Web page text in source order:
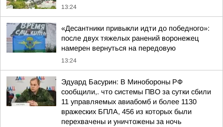
13:24
«Десантники привыкли идти до победного»:
после двух тяжелых ранений воронежец
намерен вернуться на передовую
13:24
Эдуард Басурин: В Минобороны РФ
сообщили,. что системы ПВО за сутки сбили
11 управляемых авиабомб и более 1130
вражеских БПЛА, 456 из которых были
перехвачены и уничтожены за ночь